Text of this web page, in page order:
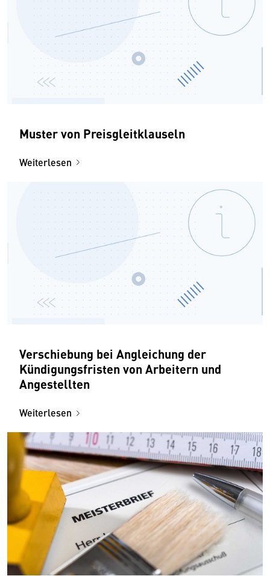
Muster von Preisgleitklauseln
Weiterlesen
Verschiebung bei Angleichung der
Kündigungsfristen von Arbeitern und
Angestellten
Weiterlesen